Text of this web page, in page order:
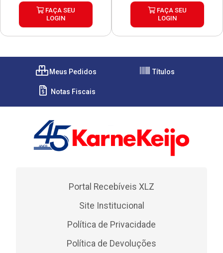
FAÇA SEU
LOGIN
FAÇA SEU
LOGIN
Meus Pedidos Títulos
Notas Fiscais
Portal Recebíveis XLZ
Site Institucional
Política de Privacidade
Política de Devoluções